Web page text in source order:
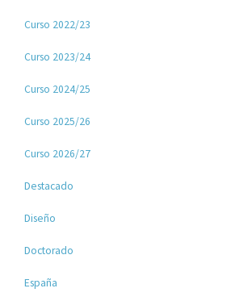
Curso 2022/23
Curso 2023/24
Curso 2024/25
Curso 2025/26
Curso 2026/27
Destacado
Diseño
Doctorado
España